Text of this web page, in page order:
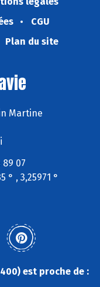
CGU
Plan du site
Martine
89 07
° , 3,25971 °
est proche de :